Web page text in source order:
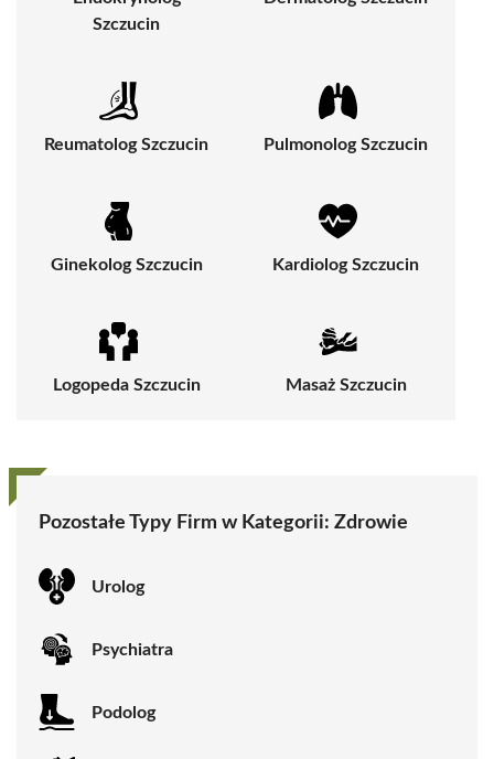
Szczucin
Reumatolog Szczucin Pulmonolog Szczucin
Ginekolog Szczucin Kardiolog Szczucin
Logopeda Szczucin Masaż Szczucin
Pozostałe Typy Firm w Kategorii: Zdrowie
Urolog
Psychiatra
Podolog